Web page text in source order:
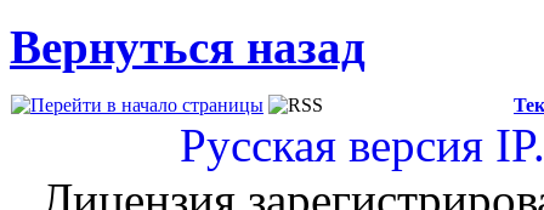
Вернуться назад
Русская версия
Лицензия